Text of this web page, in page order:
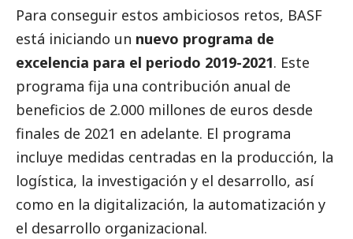
Para conseguir estos ambiciosos retos, BASF
está iniciando un nuevo programa de
excelencia para el periodo 2019-2021. Este
programa fija una contribución anual de
beneficios de 2.000 millones de euros desde
finales de 2021 en adelante. El programa
incluye medidas centradas en la producción, la
logística, la investigación y el desarrollo, así
como en la digitalización, la automatización y
el desarrollo organizacional.